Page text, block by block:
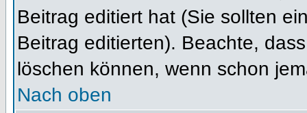
Beitrag editiert hat (Sie sollten
Beitrag editierten). Beachte,
löschen können, wenn schon
Nach oben